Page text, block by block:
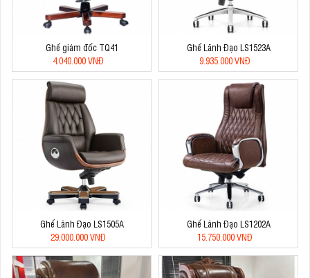
Ghế giám đốc TQ41
4.040.000 VNĐ
Ghế Lãnh Đạo LS1523A
9.935.000 VNĐ
Ghế Lãnh Đạo LS1505A
29.000.000 VNĐ
Ghế Lãnh Đạo LS1202A
15.750.000 VNĐ